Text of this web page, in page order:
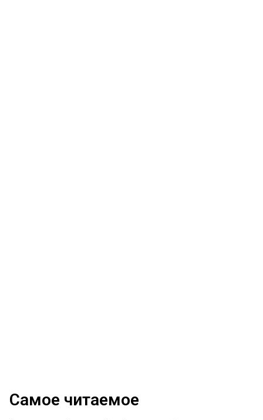
Самое читаемое